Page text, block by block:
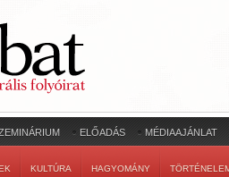
ELŐADÁS MÉDIAAJÁNLAT
KULTÚRA HAGYOMÁNY